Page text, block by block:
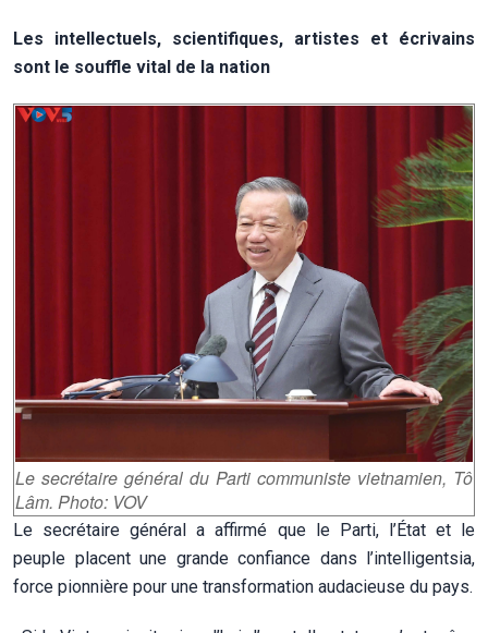
Les intellectuels, scientifiques, artistes et écrivains
sont le souffle vital de la nation
Le secrétaire général du Parti communiste vietnamien, Tô
Lâm. Photo: VOV
Le secrétaire général a affirmé que le Parti, l’État et le
peuple placent une grande confiance dans l’intelligentsia,
force pionnière pour une transformation audacieuse du pays.